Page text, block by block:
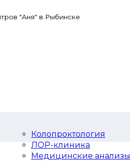
"Аня" в Рыбинске
Колопроктология
ЛОР-клиника
Медицинские анализы